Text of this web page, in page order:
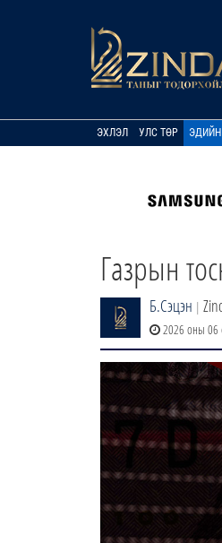
ЭХЛЭЛ УЛС ТӨР
Газрын
Б.Сэцэн |
2026 оны 06